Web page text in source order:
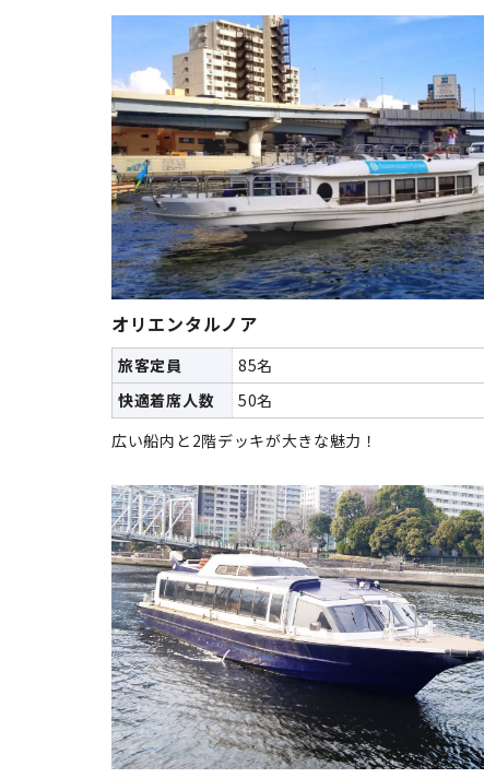
オリエンタルノア
旅客定員
85名
快適着席人数
50名
広い船内と2階デッキが大きな魅力！